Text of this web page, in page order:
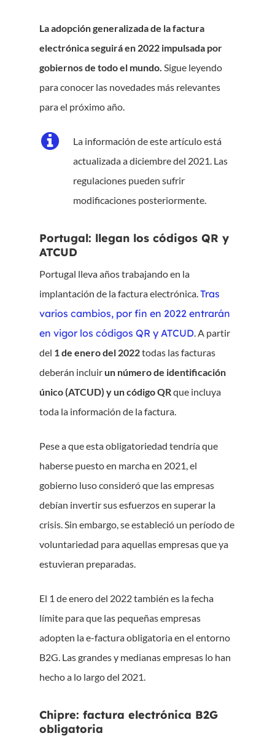
La adopción generalizada de la factura
electrónica seguirá en 2022 impulsada por
gobiernos de todo el mundo. Sigue leyendo
para conocer las novedades más relevantes
para el próximo año.
La información de este artículo está
actualizada a diciembre del 2021. Las
regulaciones pueden sufrir
modificaciones posteriormente.
Portugal: llegan los códigos QR y
ATCUD
Portugal lleva años trabajando en la
implantación de la factura electrónica.Tras
varios cambios, por fin en 2022 entrarán
en vigor los códigos QR y ATCUD. A partir
del 1 de enero del 2022todas las facturas
deberán incluir un número de identificación
único (ATCUD) y un código QRque incluya
toda la información de la factura.
Pese a que esta obligatoriedad tendría que
haberse puesto en marcha en 2021, el
gobierno luso consideró que las empresas
debían invertir sus esfuerzos en superar la
crisis. Sin embargo, se estableció un período de
voluntariedad para aquellas empresas que ya
estuvieran preparadas.
El 1 de enero del 2022 también es la fecha
límite para que las pequeñas empresas
adopten la e-factura obligatoria en el entorno
B2G. Las grandes y medianas empresas lo han
hecho a lo largo del 2021.
Chipre: factura electrónica B2G
obligatoria